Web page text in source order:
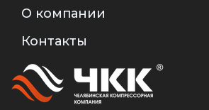
О компании
Контакты